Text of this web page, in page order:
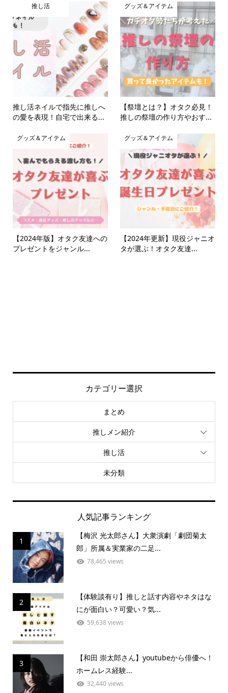
推し活
推し活ネイルで指先に推しへ
の愛を表現！自宅で出来る...
グッズ＆アイテム
【祭壇とは？】オタク必見！
推しの祭壇の作り方やおす...
グッズ＆アイテム
【2024年版】オタク友達への
プレゼントをジャンル...
グッズ＆アイテム
【2024年更新】現役ジャニオ
タが選ぶ！オタク友達...
カテゴリー選択
まとめ
推しメン紹介
推し活
未分類
人気記事ランキング
1
【梅沢 光太郎さん】大衆演劇「劇団菊太
郎」所属＆実業家の二足...
78,465 views
2
【体験談有り】推しと話す内容やネタはな
にが面白い？可愛い？気...
59,638 views
3
【和田 崇太郎さん】youtubeから俳優へ！
ホームレス経験...
32,440 views